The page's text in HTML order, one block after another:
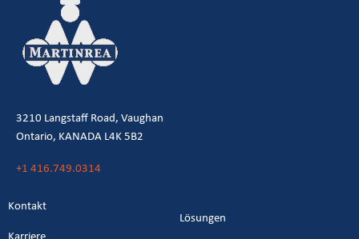
3210 Langstaff Road, Vaughan
Ontario, KANADA L4K 5B2
+1 416.749.0314
Kontakt
Karriere
Lösungen